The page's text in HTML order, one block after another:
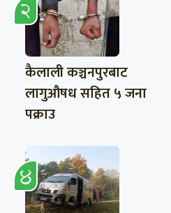
कैलाली कञ्चनपुरबाट
लागुऔषध सहित ५ जना
पक्राउ